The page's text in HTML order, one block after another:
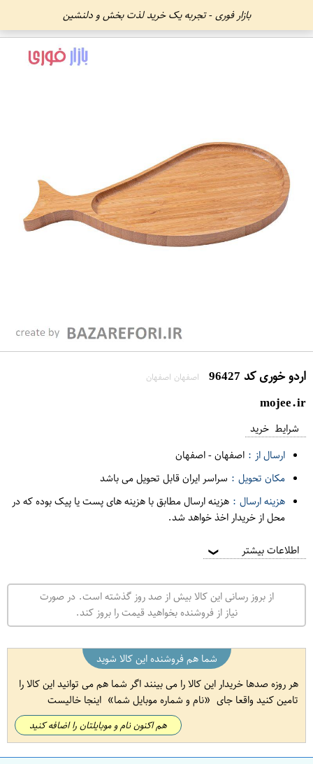
بازار فوری - تجربه یک خرید لذت بخش و دلنشین
اردو خوری کد 96427 اصفهان اصفهان
mojee.ir
شرایط خرید
ارسال از : اصفهان-اصفهان
مکان تحویل : سراسر ایران قابل تحویل می باشد
هزینه ارسال : هزینه ارسال مطابق با هزینه های پست یا پیک بوده که در
محل از خریدار اخذ خواهد شد.
اطلاعات بیشتر ❯
از بروز رسانی این کالا بیش از صد روز گذشته است. در صورت
نیاز از فروشنده بخواهید قیمت را بروز کند.
شما هم فروشنده این کالا شوید
هر روزه صدها خریدار این کالا را می بینند اگر شما هم می توانید این کالا را
تامین کنید واقعا جای
نام و شماره موبایل شما اینجا خالیست
هم اکنون نام و موبایلتان را اضافه کنید